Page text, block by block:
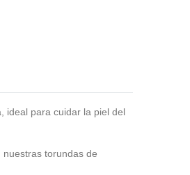
ideal para cuidar la piel del
nuestras torundas de